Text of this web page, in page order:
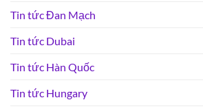
Tin tức Đan Mạch
Tin tức Dubai
Tin tức Hàn Quốc
Tin tức Hungary